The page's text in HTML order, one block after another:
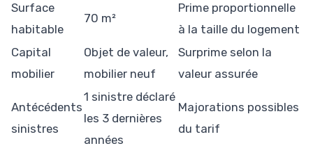
Surface
habitable
70 m²
Prime proportionnelle
à la taille du logement
Capital
mobilier
Objet de valeur,
mobilier neuf
Surprime selon la
valeur assurée
Antécédents
sinistres
1 sinistre déclaré
les 3 dernières
années
Majorations possibles
du tarif